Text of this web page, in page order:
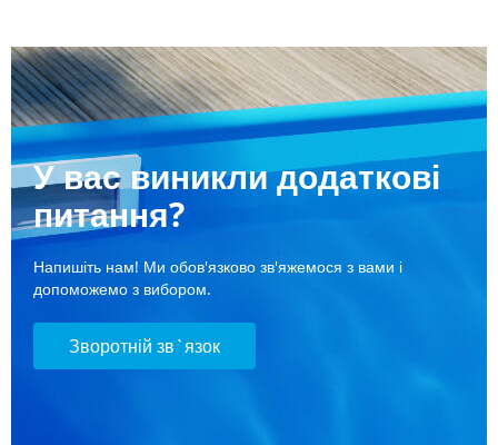
У вас виникли додаткові
питання?
Напишіть нам! Ми обов'язково зв'яжемося з вами і
допоможемо з вибором.
Зворотній зв`язок